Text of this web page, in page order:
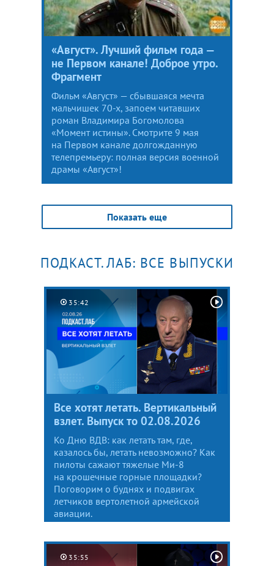
«Август». Лучший фильм года —
не Первом канале! Доброе утро.
Фрагмент
Фильм «Август» — сбывшаяся мечта
мальчишек 70-х, запоем читавших
роман Владимира Богомолова
«Момент истины». Смотрите 9 мая
на Первом канале долгожданную
телепремьеру: полная версия военной
драмы «Август»!
Показать еще
ПОДКАСТ.ЛАБ: ВСЕ ВЫПУСКИ
35:42
Все хотят летать. Вертикальный
взлет. Выпуск то 02.08.2026
Ко Дню ВДВ: как летать там, где,
казалось бы, летать невозможно? Как
пилоты сажают тяжелые Ми-8
на крошечные горные площадки?
Поговорим о буднях и подвигах
летчиков вертолетной армейской
авиации.
35:55